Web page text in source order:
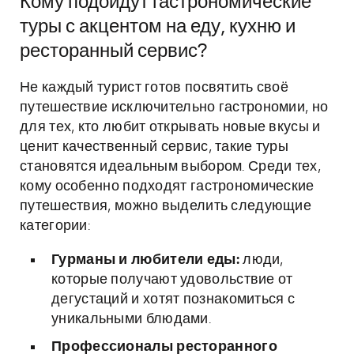
туры с акцентом на еду, кухню и
ресторанный сервис?
Не каждый турист готов посвятить своё
путешествие исключительно гастрономии, но
для тех, кто любит открывать новые вкусы и
ценит качественный сервис, такие туры
становятся идеальным выбором. Среди тех,
кому особенно подходят гастрономические
путешествия, можно выделить следующие
категории:
Гурманы и любители еды:люди,
которые получают удовольствие от
дегустаций и хотят познакомиться с
уникальными блюдами.
Профессионалы ресторанного